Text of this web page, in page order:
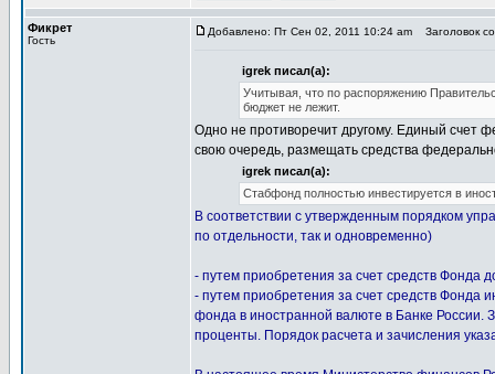
Фикрет
Гость
Добавлено: Пт Сен 02, 2011 10:24 am Заголовок
igrek писал(а):
Учитывая, что по распоряжению
бюджет не лежит.
Одно не противоречит другому. Единый счет
свою очередь, размещать средства
igrek писал(а):
Стабфонд полностью инвестируется в
В соответствии с утвержденным порядком
по отдельности, так и одновременно)
- путем приобретения за счет средств Фонда
- путем приобретения за счет средств Фонда
фонда в иностранной валюте в Банке России.
проценты. Порядок расчета и зачисления